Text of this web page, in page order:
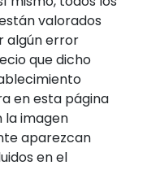
valorados
algún error
que dicho
en esta página
la imagen
aparezcan
en el